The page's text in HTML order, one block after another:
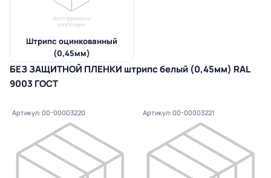
Штрипс оцинкованный
(0,45мм)
БЕЗ ЗАЩИТНОЙ ПЛЕНКИ штрипс белый (0,45мм) RAL
9003 ГОСТ
Артикул: 00-00003220 Артикул: 00-00003221